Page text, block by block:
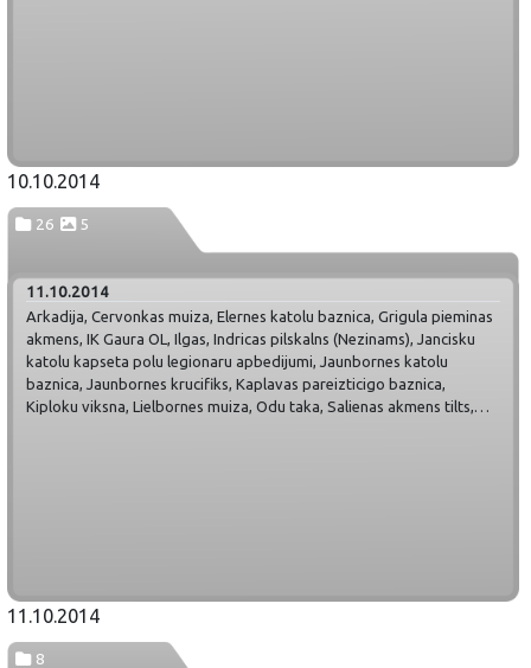
10.10.2014
26 5
11.10.2014
Arkadija, Cervonkas muiza, Elernes katolu baznica, Grigula pieminas
akmens, IK Gaura OL, Ilgas, Indricas pilskalns (Nezinams), Jancisku
katolu kapseta polu legionaru apbedijumi, Jaunbornes katolu
baznica, Jaunbornes krucifiks, Kaplavas pareizticigo baznica,
Kiploku viksna, Lielbornes muiza, Odu taka, Salienas akmens tilts,
11.10.2014
8